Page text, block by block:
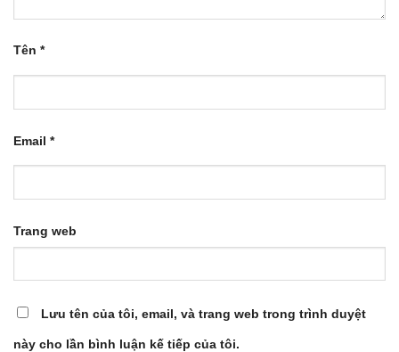
Tên *
Email *
Trang web
Lưu tên của tôi, email, và trang web trong trình duyệt
này cho lần bình luận kế tiếp của tôi.